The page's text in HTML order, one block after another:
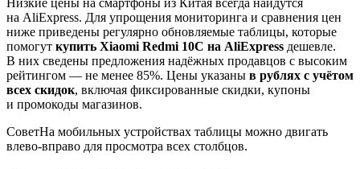
Низкие цены на смартфоны из Китая всегда найдутся
на AliExpress. Для упрощения мониторинга и сравнения цен
ниже приведены регулярно обновляемые таблицы, которые
помогут купить Xiaomi Redmi 10C на AliExpress дешевле.
В них сведены предложения надёжных продавцов с высоким
рейтингом — не менее 85%. Цены указаны в рублях с учётом
всех скидок, включая фиксированные скидки, купоны
и промокоды магазинов.
СоветНа мобильных устройствах таблицы можно двигать
влево-вправо для просмотра всех столбцов.